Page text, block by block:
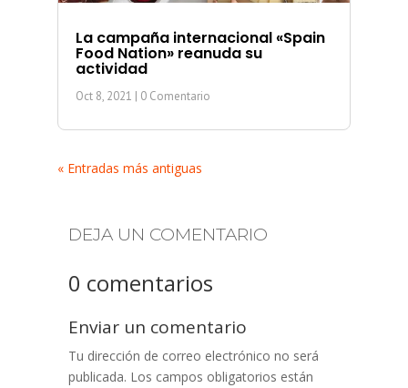
La campaña internacional «Spain
Food Nation» reanuda su
actividad
Oct 8, 2021 | 0 Comentario
« Entradas más antiguas
DEJA UN COMENTARIO
0 comentarios
Enviar un comentario
Tu dirección de correo electrónico no será
publicada. Los campos obligatorios están